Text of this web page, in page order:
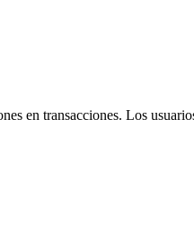
en transacciones. Los